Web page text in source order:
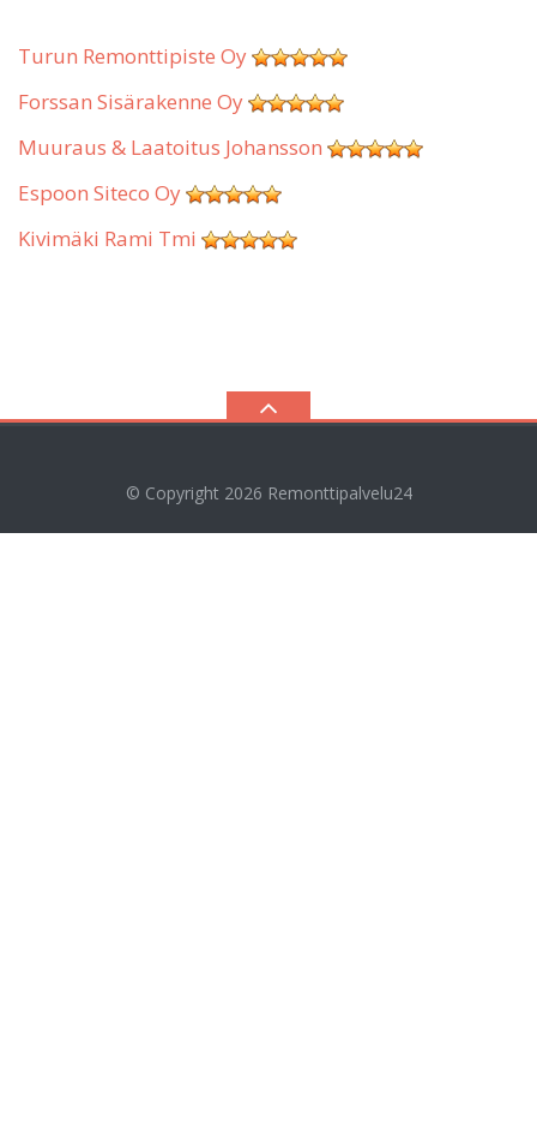
Turun Remonttipiste Oy
Forssan Sisärakenne Oy
Muuraus & Laatoitus Johansson
Espoon Siteco Oy
Kivimäki Rami Tmi
© Copyright 2026 Remonttipalvelu24